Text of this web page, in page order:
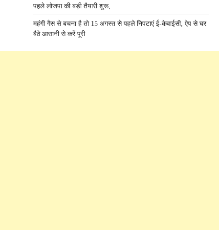
पहले लोजपा की बड़ी तैयारी शुरू,
महंगी गैस से बचना है तो 15 अगस्त से पहले निपटाएं ई-केवाईसी, ऐप से घर
बैठे आसानी से करें पूरी